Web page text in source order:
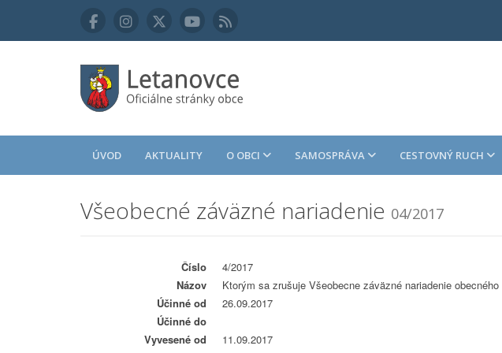
ÚVOD AKTUALITY O OBCI SAMOSPRÁVA CESTOVNÝ RUCH
Všeobecné záväzné nariadenie 04/2017
Číslo
4/2017
Názov
Ktorým sa zrušuje Všeobecne záväzné nariadenie
Účinné od
26.09.2017
Účinné do
Vyvesené od
11.09.2017